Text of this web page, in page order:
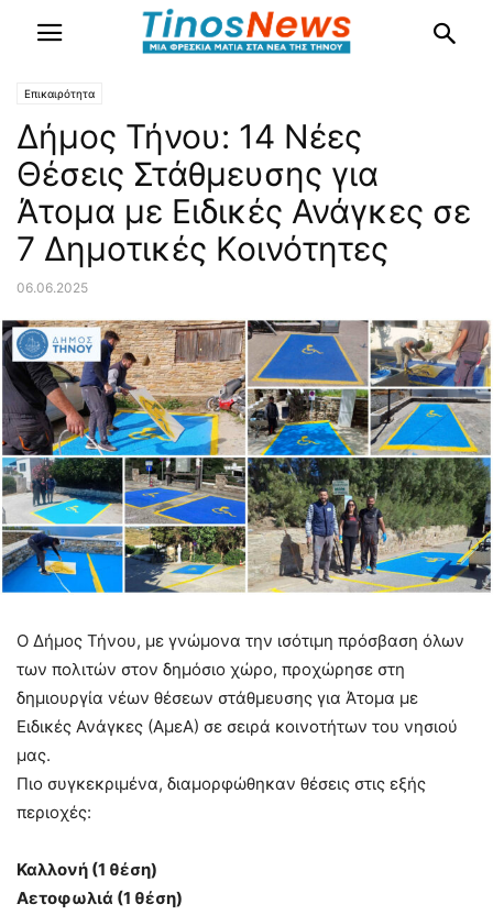
Επικαιρότητα
Δήμος Τήνου: 14 Νέες
Θέσεις Στάθμευσης για
Άτομα με Ειδικές Ανάγκες σε
7 Δημοτικές Κοινότητες
06.06.2025
Ο Δήμος Τήνου, με γνώμονα την ισότιμη πρόσβαση όλων
των πολιτών στον δημόσιο χώρο, προχώρησε στη
δημιουργία νέων θέσεων στάθμευσης για Άτομα με
Ειδικές Ανάγκες (ΑμεΑ) σε σειρά κοινοτήτων του νησιού
μας.
Πιο συγκεκριμένα, διαμορφώθηκαν θέσεις στις εξής
περιοχές:
Καλλονή (1 θέση)
Αετοφωλιά (1 θέση)